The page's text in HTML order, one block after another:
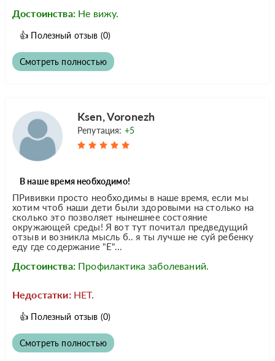
Достоинства: Не вижу.
👍 Полезный отзыв (0)
Смотреть полностью
Ksen, Voronezh
Репутация: +5
В наше время необходимо!
ПРививки просто необходимы в наше время, если мы
хотим чтоб наши дети были здоровыми на столько на
сколько это позволяет нынешнее состояние
окружающей среды! Я вот тут почитал предведущий
отзыв и возникла мысль б.. я ты лучше не суй ребенку
еду где содержание "Е"...
Достоинства: Профилактика заболеваний.
Недостатки: НЕТ.
👍 Полезный отзыв (0)
Смотреть полностью